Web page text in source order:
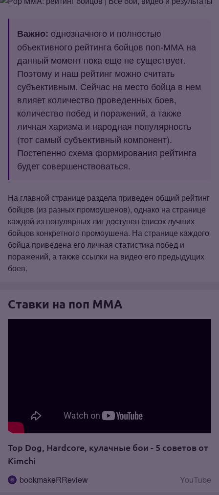
Важно: однозначного и полностью
объективного рейтинга бойцов поп‑ММА на
данный момент пока еще не существует.
Поэтому и наш рейтинг можно считать
субъективным. Сейчас на место бойца в нем
влияет количество проведенных боев,
количество побед и поражений, а также
личная харизма и народная популярность
(тот самый субъективный компонент).
Постепенно схема формирования рейтинга
будет совершенствоваться.
На главной странице раздела приведен общий рейтинг
бойцов (из разных промоушенов), однако на странице
каждой из популярных лиг доступен список лучших
бойцов конкретного промоушена. На странице каждого
бойца приведена его личная статистика побед и
поражений, а также ссылки на видео его предыдущих
боев.
Ставки на поп ММА
Top Dog, Hardcore, кулачные бои - 5 советов от
Kimchi
bookmakeRReview YouTube